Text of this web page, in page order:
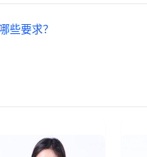
些要求？